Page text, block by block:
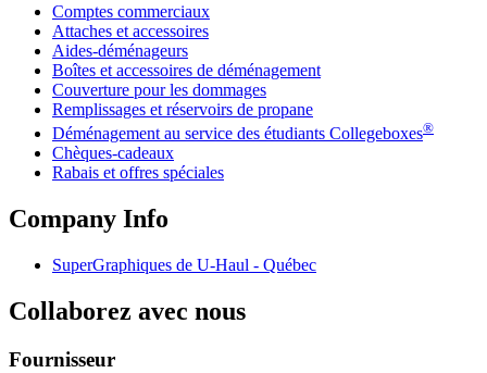
Comptes commerciaux
Attaches et accessoires
Aides-déménageurs
Boîtes et accessoires de déménagement
Couverture pour les dommages
Remplissages et réservoirs de propane
Déménagement au service des étudiants Collegeboxes®
Chèques-cadeaux
Rabais et offres spéciales
Company Info
SuperGraphiques de U-Haul - Québec
Collaborez avec nous
Fournisseur